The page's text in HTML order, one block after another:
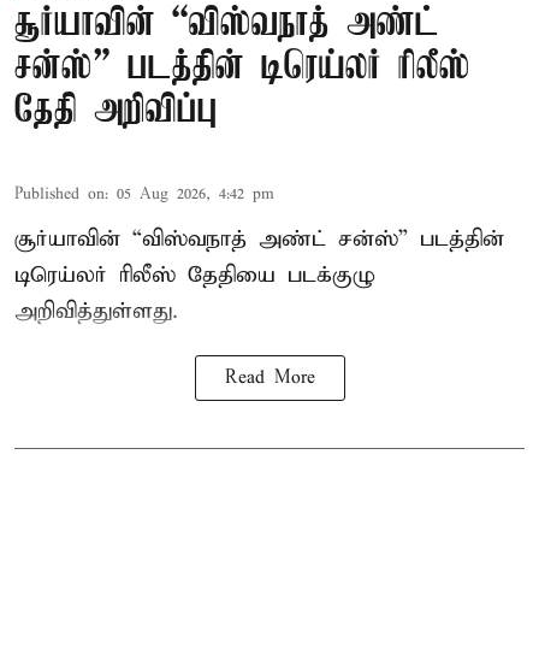
சூர்யாவின் “விஸ்வநாத் அண்ட்
சன்ஸ்” படத்தின் டிரெய்லர் ரிலீஸ்
தேதி அறிவிப்பு
Published on: 05 Aug 2026, 4:42 pm
சூர்யாவின் “விஸ்வநாத் அண்ட் சன்ஸ்” படத்தின்
டிரெய்லர் ரிலீஸ் தேதியை படக்குழு
அறிவித்துள்ளது.
Read More